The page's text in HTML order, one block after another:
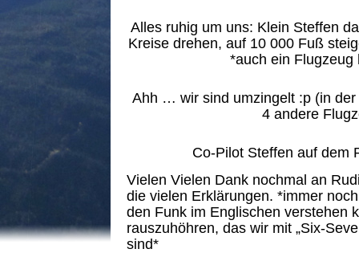
Alles ruhig um uns: Klein Steffen
Kreise drehen, auf 10 000 Fuß
*auch ein Flugzeug
Ahh … wir sind umzingelt :p (in
4 andere
Co-Pilot Steffen auf dem
Vielen Vielen Dank nochmal an
die vielen Erklärungen. *immer
den Funk im Englischen verstehen
rauszuhöhren, das wir mit „Six-
sind*